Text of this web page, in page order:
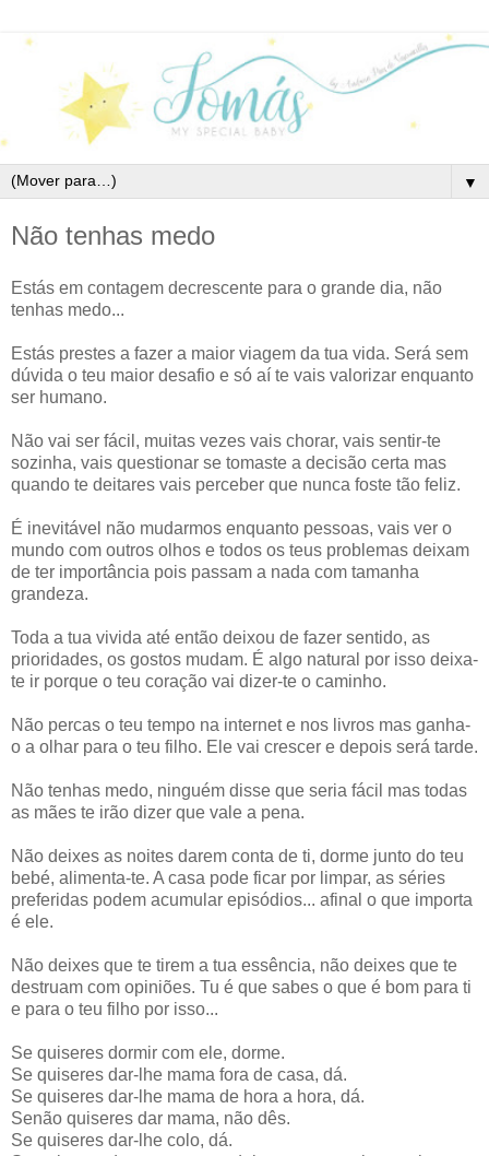
▼
Não tenhas medo
Estás em contagem decrescente para o grande dia, não
tenhas medo...
Estás prestes a fazer a maior viagem da tua vida. Será sem
dúvida o teu maior desafio e só aí te vais valorizar enquanto
ser humano.
Não vai ser fácil, muitas vezes vais chorar, vais sentir-te
sozinha, vais questionar se tomaste a decisão certa mas
quando te deitares vais perceber que nunca foste tão feliz.
É inevitável não mudarmos enquanto pessoas, vais ver o
mundo com outros olhos e todos os teus problemas deixam
de ter importância pois passam a nada com tamanha
grandeza.
Toda a tua vivida até então deixou de fazer sentido, as
prioridades, os gostos mudam. É algo natural por isso deixa-
te ir porque o teu coração vai dizer-te o caminho.
Não percas o teu tempo na internet e nos livros mas ganha-
o a olhar para o teu filho. Ele vai crescer e depois será tarde.
Não tenhas medo, ninguém disse que seria fácil mas todas
as mães te irão dizer que vale a pena.
Não deixes as noites darem conta de ti, dorme junto do teu
bebé, alimenta-te. A casa pode ficar por limpar, as séries
preferidas podem acumular episódios... afinal o que importa
é ele.
Não deixes que te tirem a tua essência, não deixes que te
destruam com opiniões. Tu é que sabes o que é bom para ti
e para o teu filho por isso...
Se quiseres dormir com ele, dorme.
Se quiseres dar-lhe mama fora de casa, dá.
Se quiseres dar-lhe mama de hora a hora, dá.
Senão quiseres dar mama, não dês.
Se quiseres dar-lhe colo, dá.